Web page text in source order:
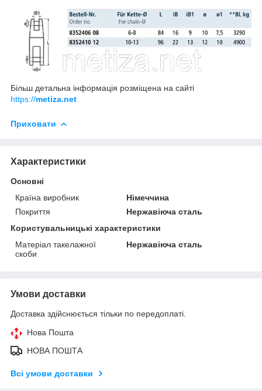
Більш детальна інформація розміщена на сайті
https://metiza.net
Приховати
Характеристики
Основні
Країна виробник
Німеччина
Покриття
Нержавіюча сталь
Користувальницькі характеристики
Матеріал такелажної
скоби
Нержавіюча сталь
Умови доставки
Доставка здійснюється тільки по передоплаті.
Нова Пошта
НОВА ПОШТА
Всі умови доставки